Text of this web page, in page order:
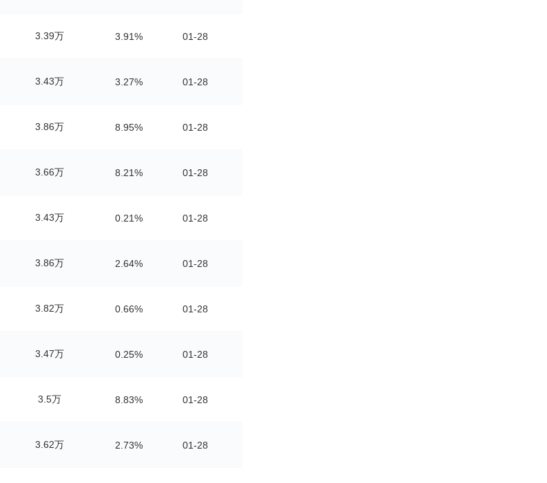
3.39万 3.91% 01-28
3.43万 3.27% 01-28
3.86万 8.95% 01-28
3.66万 8.21% 01-28
3.43万 0.21% 01-28
3.86万 2.64% 01-28
3.82万 0.66% 01-28
3.47万 0.25% 01-28
3.5万 8.83% 01-28
3.62万 2.73% 01-28